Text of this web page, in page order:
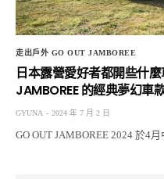
走出戶外 GO OUT JAMBOREE
日本露營愛好者都開些什
JAMBOREE 的經典夢幻車
GYUNA 2024 年 7 月 2 日
GO OUT JAMBOREE 2024 於4